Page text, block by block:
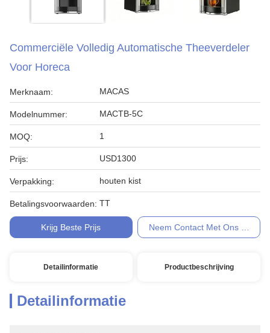
Commerciële Volledig Automatische Theeverdeler
Voor Horeca
Merknaam: MACAS
Modelnummer: MACTB-5C
MOQ: 1
Prijs: USD1300
Verpakking: houten kist
Betalingsvoorwaarden: TT
Krijg Beste Prijs Neem Contact Met Ons Op
Detailinformatie Productbeschrijving
Detailinformatie